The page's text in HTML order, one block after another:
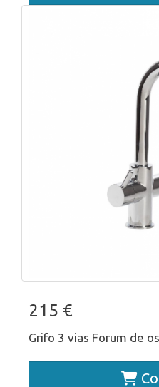
215 €
Grifo 3 vias Forum de